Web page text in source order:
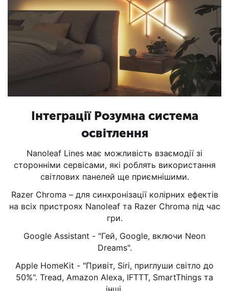
Інтеграції Розумна система
освітлення
Nanoleaf Lines має можливість взаємодії зі
сторонніми сервісами, які роблять використання
світлових панелей ще приємнішими.
Razer Chroma – для синхронізації колірних ефектів
на всіх пристроях Nanoleaf та Razer Chroma під час
гри.
Google Assistant - "Гей, Google, включи Neon
Dreams".
Apple HomeKit - "Привіт, Siri, приглуши світло до
50%". Tread, Amazon Alexa, IFTTT, SmartThings та
інші.